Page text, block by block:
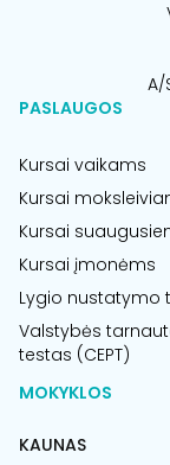
A/
PASLAUGOS
Kursai vaikams
Kursai
Kursai
Kursai įmonėms
Lygio nustatymo
Valstybės
testas (CEPT)
MOKYKLOS
KAUNAS